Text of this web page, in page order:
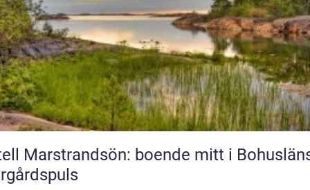
Marstrandsön: boende mitt i